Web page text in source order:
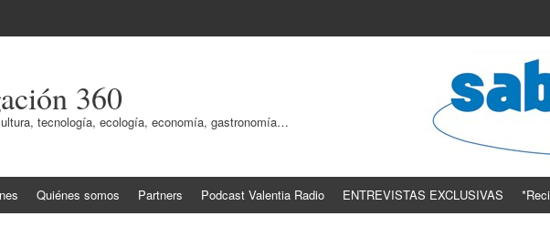
360
tecnología, ecología, economía, gastronomía…
Quiénes somos Partners Podcast Valentia Radio ENTREVISTAS EXCLUSIVAS